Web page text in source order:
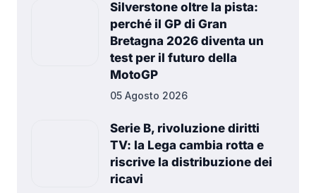
Silverstone oltre la pista:
perché il GP di Gran
Bretagna 2026 diventa un
test per il futuro della
MotoGP
05 Agosto 2026
Serie B, rivoluzione diritti
TV: la Lega cambia rotta e
riscrive la distribuzione dei
ricavi